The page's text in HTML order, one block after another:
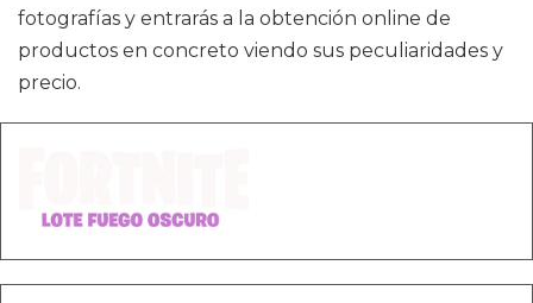
fotografías y entrarás a la obtención online de
productos en concreto viendo sus peculiaridades y
precio.